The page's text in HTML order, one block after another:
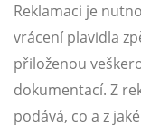
Reklamaci je
vrácení plavidla
přiloženou
dokumentací. Z
podává, co a z